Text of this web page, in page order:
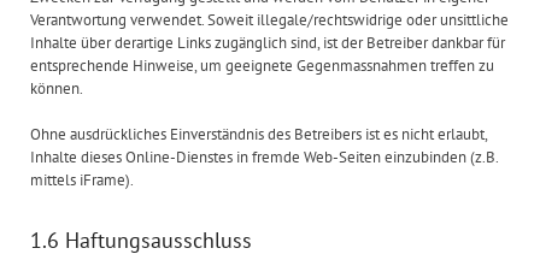
Verantwortung verwendet. Soweit illegale/rechtswidrige oder unsittliche
Inhalte über derartige Links zugänglich sind, ist der Betreiber dankbar für
entsprechende Hinweise, um geeignete Gegenmassnahmen treffen zu
können.
Ohne ausdrückliches Einverständnis des Betreibers ist es nicht erlaubt,
Inhalte dieses Online-Dienstes in fremde Web-Seiten einzubinden (z.B.
mittels iFrame).
1.6 Haftungsausschluss